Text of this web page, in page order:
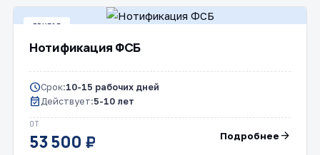
ДРУГОЕ
Нотификация ФСБ
scheduleСрок:10-15 рабочих дней
event_available Действует:5-10 лет
ОТ
53 500 ₽ Подробнее arrow_forward